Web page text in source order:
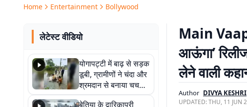
Home Entertainment Bollywood
लेटेस्ट वीडियो
योगापट्टी में बाढ़ से सड़क
डूबी, ग्रामीणों ने चंदा और
श्रमदान से बनाया चचरी
पुल
बेतिया के द्वारिकापुरी
Main
आऊंगा’
लेने वाली
Author DIVYA KESHRI
UPDATED:THU, 11 JUN